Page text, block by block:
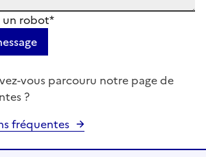
un robot*
vous parcouru notre page de
?
fréquentes